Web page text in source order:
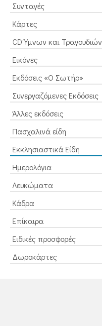
Συνταγές
Κάρτες
CD Ύμνων και Τραγουδιών
Εικόνες
Εκδόσεις «Ο Σωτήρ»
Συνεργαζόμενες Εκδόσεις
Άλλες εκδόσεις
Πασχαλινά είδη
Εκκλησιαστικά Είδη
Ημερολόγια
Λευκώματα
Κάδρα
Επίκαιρα
Ειδικές προσφορές
Δωροκάρτες